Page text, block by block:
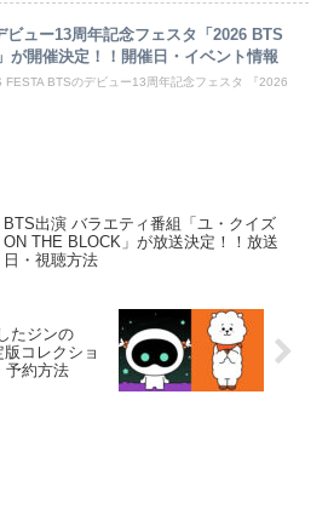
ビュー13周年記念フェスタ「2026 BTS
が開催決定！！開催日・イベント情報
FESTA BTSのデビュー13周年記念フェスタ 『2026
BTS出演 バラエティ番組「ユ・クイズ
ON THE BLOCK」が放送決定！！放送
日・視聴方法
たジンの
コレクショ
予約方法